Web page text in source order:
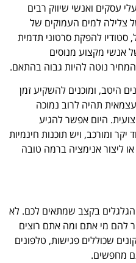
עסקים ואנשי שיווק רבים
צלילה למים העמוקים של
סטודיו להפקת סרטוני תדמית
אנשי מקצוע מנוסים
נוטה להיות גבוה בהתאם.
היטב, ומוכנים להשקיע זמן
תהיה לרוב נמוכה
היום אפשר להגיע
ומורכב, ויש תוכנות חינמיות
או ליצור אנימציה ברמה טובה
בקצב שמתאים לכם. לא
להם מי אתם ומה אתם רוצים
שכוללים פגישות, טלפונים
מחפשים.